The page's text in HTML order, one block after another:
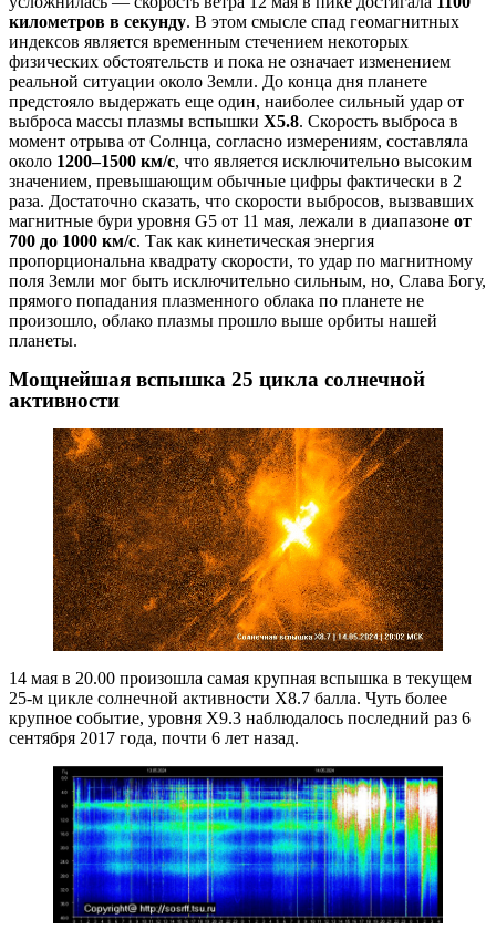
километров в секунду. В этом смысле спад геомагнитных
индексов является временным стечением некоторых
физических обстоятельств и пока не означает изменением
реальной ситуации около Земли. До конца дня планете
предстояло выдержать еще один, наиболее сильный удар от
выброса массы плазмы вспышки X5.8. Скорость выброса в
момент отрыва от Солнца, согласно измерениям, составляла
около 1200–1500 км/с, что является исключительно высоким
значением, превышающим обычные цифры фактически в 2
раза. Достаточно сказать, что скорости выбросов, вызвавших
магнитные бури уровня G5 от 11 мая, лежали в диапазоне от
700 до 1000 км/с. Так как кинетическая энергия
пропорциональна квадрату скорости, то удар по магнитному
поля Земли мог быть исключительно сильным, но, Слава Богу,
прямого попадания плазменного облака по планете не
произошло, облако плазмы прошло выше орбиты нашей
планеты.
Мощнейшая вспышка 25 цикла солнечной
активности
14 мая в 20.00 произошла самая крупная вспышка в текущем
25-м цикле солнечной активности X8.7 балла. Чуть более
крупное событие, уровня X9.3 наблюдалось последний раз 6
сентября 2017 года, почти 6 лет назад.